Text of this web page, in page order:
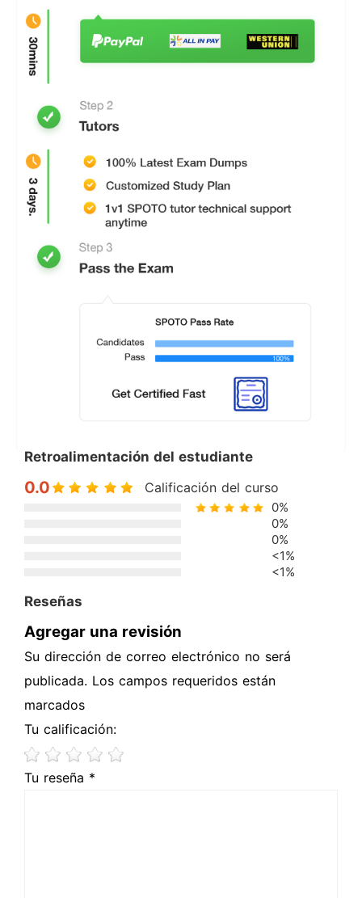
Retroalimentación del estudiante
0.0 Calificación del curso
0%
0%
0%
<1%
<1%
Reseñas
Agregar una revisión
Su dirección de correo electrónico no será
publicada. Los campos requeridos están
marcados
Tu calificación:
Tu reseña *